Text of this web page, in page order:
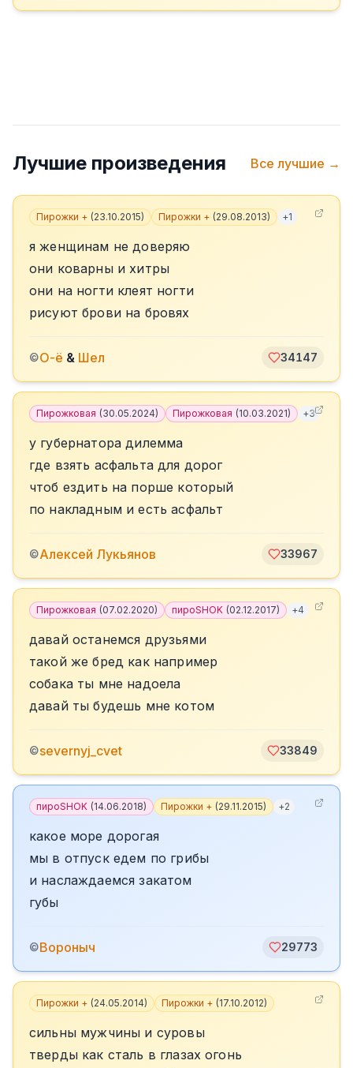
Лучшие произведения Все лучшие →
Пирожки + (23.10.2015) Пирожки + (29.08.2013) +1
я женщинам не доверяю
они коварны и хитры
они на ногти клеят ногти
рисуют брови на бровях
©О-ё & Шел 34147
Пирожковая (30.05.2024) Пирожковая (10.03.2021) +3
у губернатора дилемма
где взять асфальта для дорог
чтоб ездить на порше который
по накладным и есть асфальт
©Алексей Лукьянов 33967
Пирожковая (07.02.2020) пироSHOK (02.12.2017) +4
давай останемся друзьями
такой же бред как например
собака ты мне надоела
давай ты будешь мне котом
©severnyj_cvet 33849
пироSHOK (14.06.2018) Пирожки + (29.11.2015) +2
какое море дорогая
мы в отпуск едем по грибы
и наслаждаемся закатом
губы
©Вороныч 29773
Пирожки + (24.05.2014) Пирожки + (17.10.2012)
сильны мужчины и суровы
тверды как сталь в глазах огонь